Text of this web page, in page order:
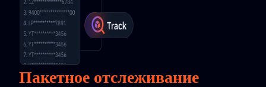
Пакетное отслеживание